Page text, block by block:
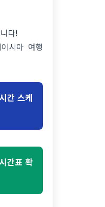
다!
시아 여행
간 스케
간표 확